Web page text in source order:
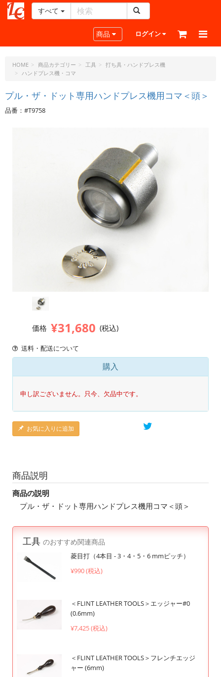
ー
ラ
フ
ド
ッ
ト・
すべて
Toggle navigation
商品 ログイン
HOME 商品カテゴリー 工具
打ち具・ハンドプレス機
ハンドプレス機・コマ
プル・ザ・ドット専用ハンドプレス機用コマ＜頭＞
品番：#T9758
価格 ¥31,680 (税込)
送料・配送について
購入
申し訳ございません。只今、欠品中です。
お気に入りに追加
商品説明
商品の説明
プル・ザ・ドット専用ハンドプレス機用コマ＜頭＞
工具 のおすすめ関連商品
菱目打（4本目 - 3・4・5・6 mmピッチ）
¥990 (税込)
＜FLINT LEATHER TOOLS＞エッジャー#0
(0.6mm)
¥7,425 (税込)
＜FLINT LEATHER TOOLS＞フレンチエッジ
ャー (6mm)